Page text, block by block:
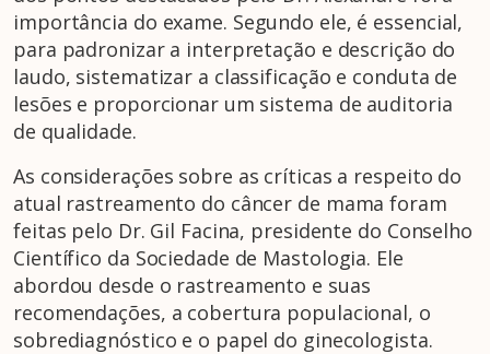
importância do exame. Segundo ele, é essencial,
para padronizar a interpretação e descrição do
laudo, sistematizar a classificação e conduta de
lesões e proporcionar um sistema de auditoria
de qualidade.
As considerações sobre as críticas a respeito do
atual rastreamento do câncer de mama foram
feitas pelo Dr. Gil Facina, presidente do Conselho
Científico da Sociedade de Mastologia. Ele
abordou desde o rastreamento e suas
recomendações, a cobertura populacional, o
sobrediagnóstico e o papel do ginecologista.